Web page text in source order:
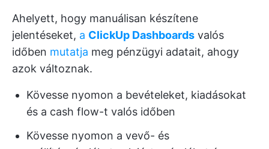
Ahelyett, hogy manuálisan készítene
jelentéseket, a ClickUp Dashboards valós
időben mutatja meg pénzügyi adatait, ahogy
azok változnak.
Kövesse nyomon a bevételeket, kiadásokat
és a cash flow-t valós időben
Kövesse nyomon a vevő- és